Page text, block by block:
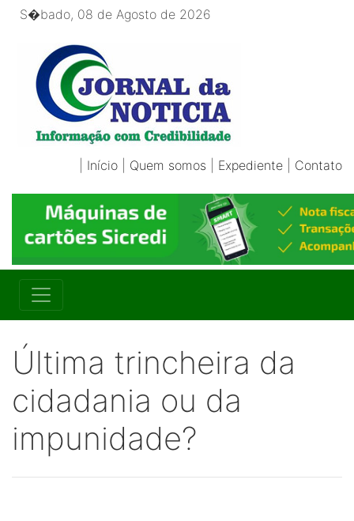
S�bado, 08 de Agosto de 2026
Início Quem somos Expediente Contato
Última trincheira da
cidadania ou da
impunidade?